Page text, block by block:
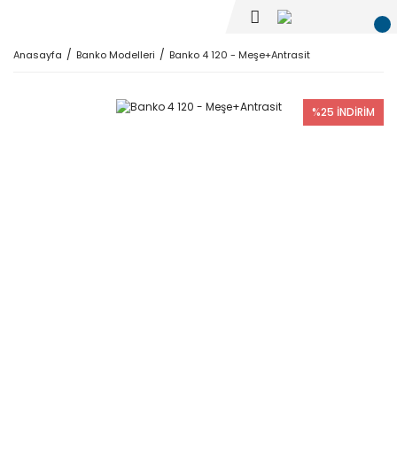
Anasayfa Banko Modelleri Banko 4 120 - Meşe+Antrasit
%25 İNDİRİM